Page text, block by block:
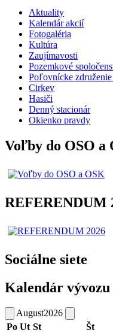
Aktuality
Kalendár akcií
Fotogaléria
Kultúra
Zaujímavosti
Pozemkové
Poľovnícke
Cirkev
Hasiči
Denný stacionár
Okienko pravdy
Voľby do OSO a
REFERENDUM
Sociálne siete
Kalendár vývozu
August2026
Po Ut St Št